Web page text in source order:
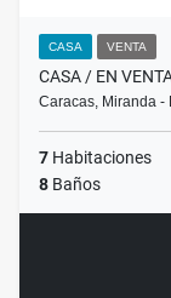
CASA VENTA
CASA / EN
Caracas, Miranda -
7 Habitaciones
8 Baños